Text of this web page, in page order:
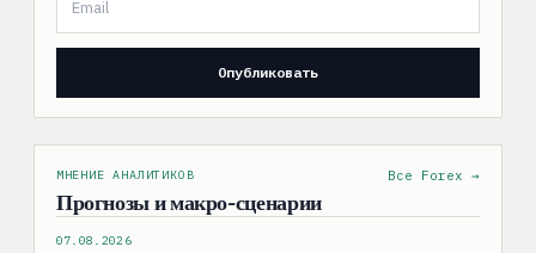
МНЕНИЕ АНАЛИТИКОВ
Прогнозы и макро-сценарии
Все Forex →
07.08.2026